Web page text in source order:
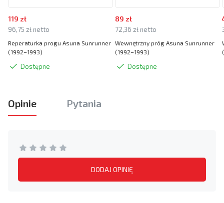
119 zł
96,75 zł netto
Reperaturka progu Asuna Sunrunner
(1992–1993)
Dostępne
89 zł
72,36 zł netto
Wewnętrzny próg Asuna Sunrunner
(1992–1993)
Dostępne
Opinie Pytania
DODAJ OPINIĘ